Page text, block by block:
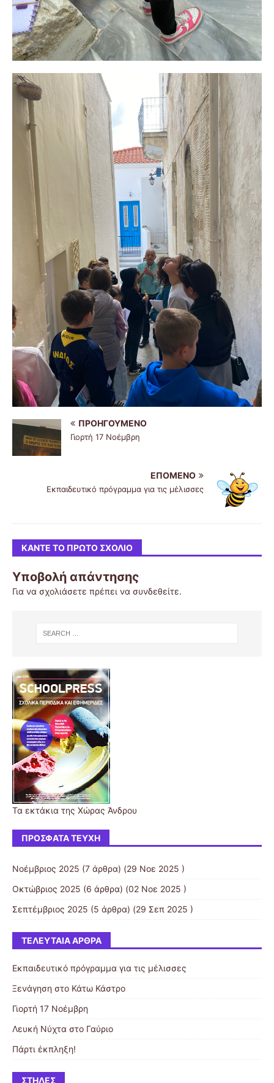
ΠΡΟΗΓΟΎΜΕΝΟ
Γιορτή 17 Νοέμβρη
ΕΠΌΜΕΝΟ
Εκπαιδευτικό πρόγραμμα για τις μέλισσες
ΚΆΝΤΕ ΤΟ ΠΡΏΤΟ ΣΧΌΛΙΟ
Υποβολή απάντησης
Για να σχολιάσετε πρέπει να συνδεθείτε.
Τα εκτάκια της Χώρας Άνδρου
ΠΡΌΣΦΑΤΑ ΤΕΎΧΗ
Νοέμβριος 2025 (7 άρθρα) (29 Νοε 2025 )
Οκτώβριος 2025 (6 άρθρα) (02 Νοε 2025 )
Σεπτέμβριος 2025 (5 άρθρα) (29 Σεπ 2025 )
ΤΕΛΕΥΤΑΊΑ ΆΡΘΡΑ
Εκπαιδευτικό πρόγραμμα για τις μέλισσες
Ξενάγηση στο Κάτω Κάστρο
Γιορτή 17 Νοέμβρη
Λευκή Νύχτα στο Γαύριο
Πάρτι έκπληξη!
ΣΤΉΛΕΣ